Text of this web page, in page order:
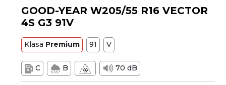
GOOD-YEAR W205/55 R16 VECTOR
4S G3 91V
Klasa Premium 91 V
C B 70 dB